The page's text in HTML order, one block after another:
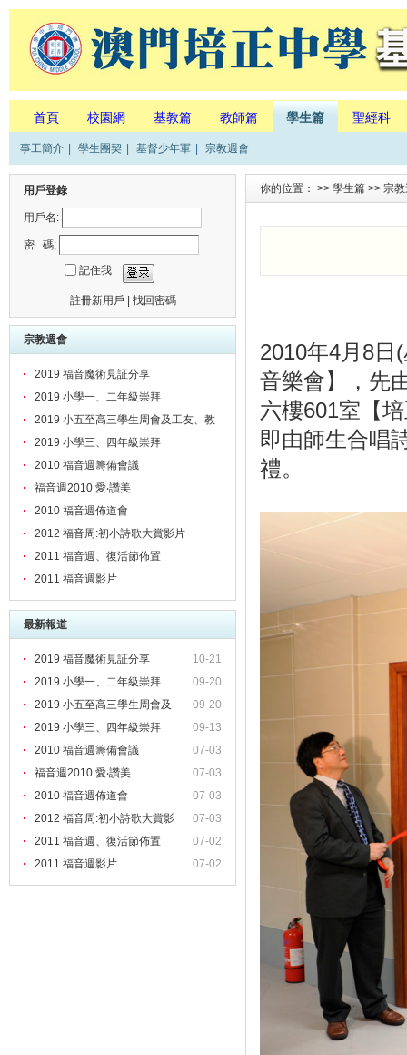
首頁 校園網 基教篇 教師篇 學生篇 聖經科
事工簡介 學生團契 基督少年軍 宗教週會
用戶登錄
用戶名:
密 碼:
記住我
註冊新用戶 找回密碼
宗教週會
2019 福音魔術見証分享
2019 小學一、二年級崇拜
2019 小五至高三學生周會及工友、教
職員靈修會
2019 小學三、四年級崇拜
2010 福音週籌備會議
福音週2010 愛‧讚美
2010 福音週佈道會
2012 福音周:初小詩歌大賞影片
2011 福音週、復活節佈置
2011 福音週影片
最新報道
10-21
2019 福音魔術見証分享
09-20
2019 小學一、二年級崇拜
09-20
2019 小五至高三學生周會及
09-13
2019 小學三、四年級崇拜
07-03
2010 福音週籌備會議
07-03
福音週2010 愛‧讚美
07-03
2010 福音週佈道會
07-03
2012 福音周:初小詩歌大賞影
07-02
2011 福音週、復活節佈置
07-02
2011 福音週影片
你的位置： >> 學生篇 >> 宗
2010年4月8日
音樂會】，先
六樓601室【
即由師生合唱
禮。